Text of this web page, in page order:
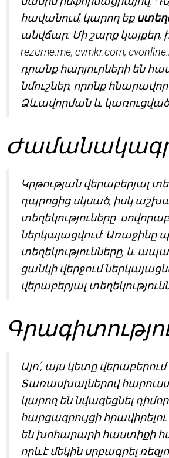
հավանում, կարող եք
անվճար: Մի շարք կայքեր,
rezume.me, cvmkr.com,
դրանք հարյուրների են
նմուշներ, որոնք
Ձևավորման և
Կրթության վերաբերյալ
դպրոցից սկսած, իսկ
տեղեկություները
ներկայացվում: Առաջինը
տեղեկությունները, և
ցանկի վերջում
վերաբերյալ
Այո՛, այս կետը
Տառասխալներով
կարող են նվազեցնել
հարցազրույցի
են խոհարարի հաստիքի
որևէ մեկին սրբագրել